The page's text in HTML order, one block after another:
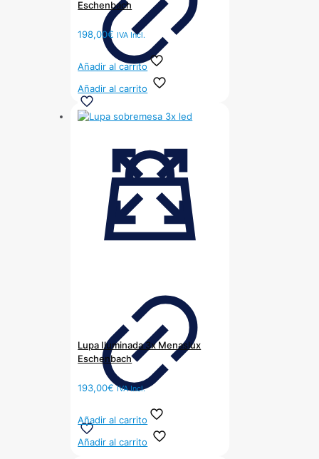
Eschenbach
198,00€ IVA Incl.
Añadir al carrito
Añadir al carrito
Lupa Iluminada 3x Menaslux
Eschenbach
193,00€ IVA Incl.
Añadir al carrito
Añadir al carrito